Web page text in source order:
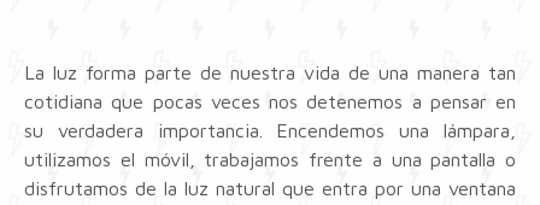
La luz forma parte de nuestra vida de una manera tan
cotidiana que pocas veces nos detenemos a pensar en
su verdadera importancia. Encendemos una lámpara,
utilizamos el móvil, trabajamos frente a una pantalla o
disfrutamos de la luz natural que entra por una ventana